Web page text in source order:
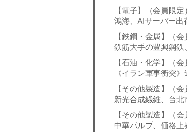
【電子】（会員限定）
鴻海、AIサーバー出
【鉄鋼・金属】（会
鉄筋大手の豊興鋼
【石油・化学】（会
《イラン軍事衝突
【その他製造】（会
新光合成繊維、台
【その他製造】（会
中華パルプ、価格上